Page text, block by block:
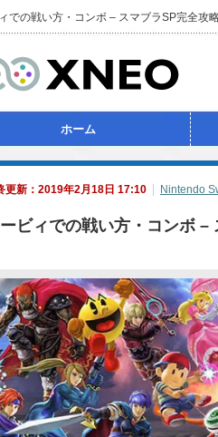
での戦い方・コンボ – スマブラSP完全攻
ホーム
更新：2019年2月18日 17:10 Nintendo
ビィでの戦い方・コンボ –